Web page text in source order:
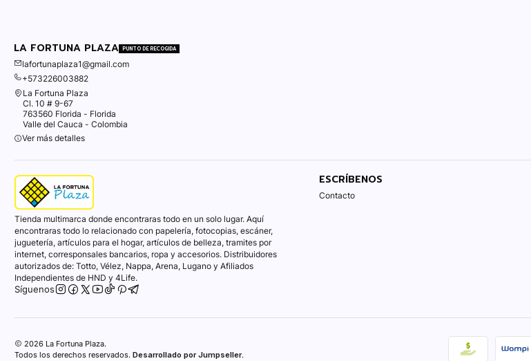
LA FORTUNA PLAZA PUNTO DE RECOGIDA
lafortunaplaza1@gmail.com
+573226003882
La Fortuna Plaza
Cl. 10 # 9-67
763560 Florida - Florida
Valle del Cauca - Colombia
Ver más detalles
Tienda multimarca donde encontraras todo en un solo lugar. Aquí
encontraras todo lo relacionado con papelería, fotocopias, escáner,
juguetería, artículos para el hogar, artículos de belleza, tramites por
internet, corresponsales bancarios, ropa y accesorios. Distribuidores
autorizados de: Totto, Vélez, Nappa, Arena, Lugano y Afiliados
Independientes de HND y 4Life.
Síguenos
ESCRÍBENOS
Contacto
2026 La Fortuna Plaza.
Todos los derechos reservados. Desarrollado por Jumpseller.